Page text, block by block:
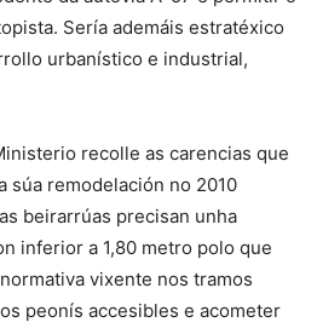
Sería ademáis estratéxico
urbanístico e industrial,
recolle as carencias que
súa remodelación no 2010
beirarrúas precisan unha
inferior a 1,80 metro polo que
vixente nos tramos
peonís accesibles e acometer